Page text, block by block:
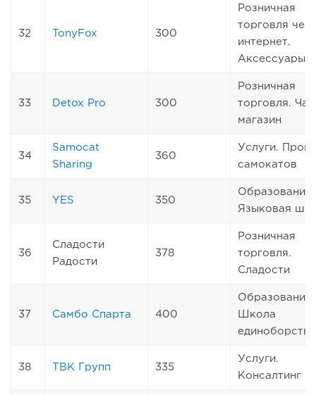
32 TonyFox 300
Розничная
торговля
интернет.
Аксессуары
33 Detox Pro 300
Розничная
торговля.
магазин
34
Samocat
Sharing
360
Услуги.
самокатов
35 YES 350
Образование.
Языковая
36
Сладости
Радости
378
Розничная
торговля.
Сладости
37 Самбо Спарта 400
Образование.
Школа
единоборств
38 ТВК Групп 335
Услуги.
Консалтинг